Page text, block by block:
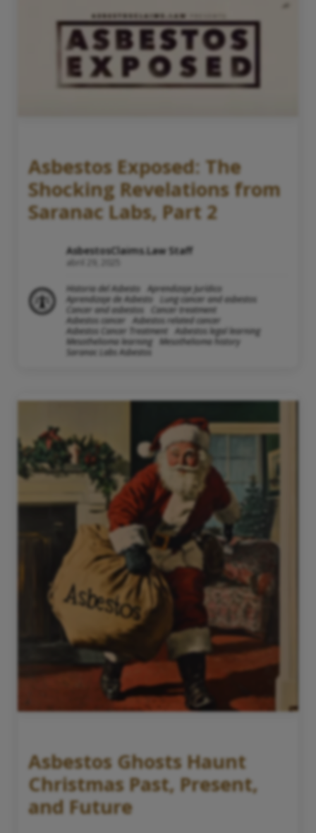
Asbestos Exposed: The
Shocking Revelations from
Saranac Labs, Part 2
AsbestosClaims.Law Staff
abril 29, 2025
Historia del Asbesto
Aprendizaje Jurídico
Aprendizaje de Asbesto
Lung cancer and asbestos
Cancer and asbestos
Cancer treatment
Asbestos cancer
Asbestos related cancer
Asbestos Cancer Treatment
Asbestos legal learning
Mesothelioma learning
Mesothelioma history
Saranac Labs Asbestos
Asbestos Ghosts Haunt
Christmas Past, Present,
and Future